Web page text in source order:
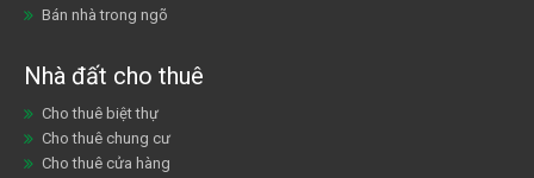
Bán nhà trong ngõ
Nhà đất cho thuê
Cho thuê biệt thự
Cho thuê chung cư
Cho thuê cửa hàng